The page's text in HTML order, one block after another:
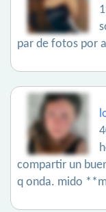
par de fotos por
compartir un
q onda. mido